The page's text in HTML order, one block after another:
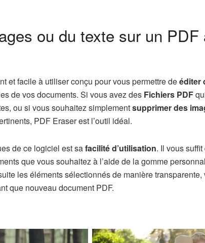
ou du texte sur un PDF
et facile à utiliser conçu pour vous permettre deéditer
de vos documents. Si vous avez des Fichiers PDF
ou si vous souhaitez simplementsupprimer des
PDF Eraser est l’outil idéal.
de ce logiciel est safacilité d’utilisation. Il vous
que vous souhaitez à l’aide de la gomme
les éléments sélectionnés de manière transparente,
que nouveau document PDF.